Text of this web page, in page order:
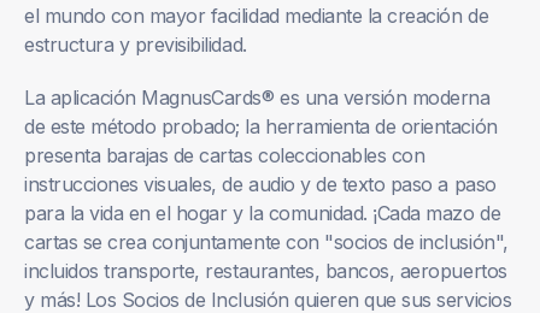
el mundo con mayor facilidad mediante la creación de
estructura y previsibilidad.
La aplicación MagnusCards® es una versión moderna
de este método probado; la herramienta de orientación
presenta barajas de cartas coleccionables con
instrucciones visuales, de audio y de texto paso a paso
para la vida en el hogar y la comunidad. ¡Cada mazo de
cartas se crea conjuntamente con "socios de inclusión",
incluidos transporte, restaurantes, bancos, aeropuertos
y más! Los Socios de Inclusión quieren que sus servicios